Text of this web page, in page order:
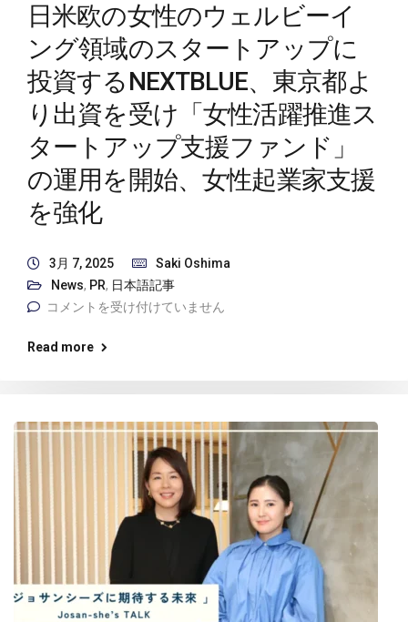
日米欧の女性のウェルビーイ
ング領域のスタートアップに
投資するNEXTBLUE、東京都よ
り出資を受け「女性活躍推進ス
タートアップ支援ファンド」
の運用を開始、女性起業家支援
を強化
3月 7, 2025
Saki Oshima
News, PR, 日本語記事
コメントを受け付けていません
Read more